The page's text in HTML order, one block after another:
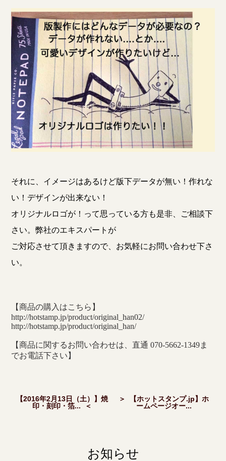
それに、イメージはあるけど版下データが無い！作れな
い！デザインが出来ない！
オリジナルロゴが！って思っている方も是非、ご相談下
さい。弊社のエキスパートが
ご対応させて頂きますので、お気軽にお問い合わせ下さ
い。
【商品の購入はこちら】
http://hotstamp.jp/product/original_han02/
http://hotstamp.jp/product/original_han/
【商品に関するお問い合わせは、直通 070-5662-1349ま
でお電話下さい】
【2016年2月13日（土）】焼
印・刻印・箔... ＜
＞ 【ホットスタンプ.jp】ホ
ームページオー...
お知らせ